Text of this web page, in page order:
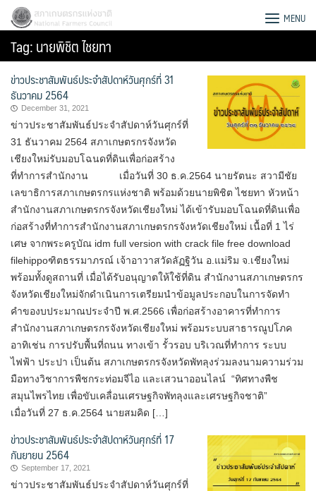
Skip
content
Search
for:
สภาเกษตรกรแห่งชาติ MENU
Tag:นายพิชิต ไชยทา
ข่าวประชาสัมพันธ์ประจำสัปดาห์วันศุกร์ที่ 31
ธันวาคม 2564
December 31, 2021
ข่าวประชาสัมพันธ์ประจำสัปดาห์วันศุกร์ที่
31 ธันวาคม 2564 สภาเกษตรกรจังหวัด
เชียงใหม่รับมอบโฉนดที่ดินเพื่อก่อสร้าง
ที่ทำการสำนักงาน เมื่อวันที่ 30 ธ.ค.2564 นายรัตนะ สวามีชัย
เลขาธิการสภาเกษตรกรแห่งชาติ พร้อมด้วยนายพิชิต ไชยทา หัวหน้า
สำนักงานสภาเกษตรกรจังหวัดเชียงใหม่ ได้เข้ารับมอบโฉนดที่ดินเพื่อ
ก่อสร้างที่ทำการสำนักงานสภาเกษตรกรจังหวัดเชียงใหม่ เนื้อที่ 1 ไร่
เศษ จากพระครูบัณ idm full version with crack file free download
filehippoฑิตธรรมาภรณ์ เจ้าอาวาสวัดลัฏฐิวัน อ.แม่ริม จ.เชียงใหม่
พร้อมทั้งดูสถานที่ เมื่อได้รับอนุญาตให้ใช้ที่ดิน สำนักงานสภาเกษตรกร
จังหวัดเชียงใหม่จักดำเนินการเตรียมนำข้อมูลประกอบในการจัดทำ
คำของบประมาณประจำปี พ.ศ.2566 เพื่อก่อสร้างอาคารที่ทำการ
สำนักงานสภาเกษตรกรจังหวัดเชียงใหม่ พร้อมระบบสาธารณูปโภค
อาทิเช่น การปรับพื้นที่ถนน ทางเข้า รั้วรอบ บริเวณที่ทำการ ระบบ
ไฟฟ้า ประปา เป็นต้น สภาเกษตรกรจังหวัดพัทลุงร่วมลงนามความร่วม
มือทางวิชาการพืชกระท่อมจีไอ และเสวนาออนไลน์ “ทิศทางพืช
สมุนไพรไทย เพื่อขับเคลื่อนเศรษฐกิจพัทลุงและเศรษฐกิจชาติ”
เมื่อวันที่ 27 ธ.ค.2564 นายสมคิด […]
ข่าวประชาสัมพันธ์ประจำสัปดาห์วันศุกร์ที่ 17
กันยายน 2564
September 17, 2021
ข่าวประชาสัมพันธ์ประจำสัปดาห์วันศุกร์ที่